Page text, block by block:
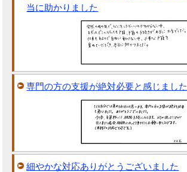
当に助かりました
専門の方の支援が絶対必要と感じました
細やかな対応ありがとうございました